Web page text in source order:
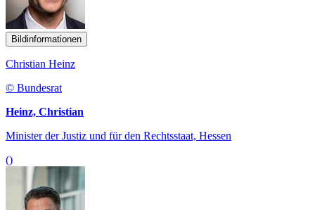
Bildinformationen
Christian Heinz
© Bundesrat
Heinz, Christian
Minister der Justiz und für den Rechtsstaat, Hessen
()